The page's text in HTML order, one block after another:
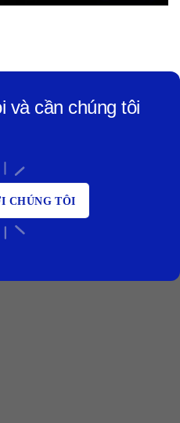
và cần chúng tôi
CHÚNG TÔI